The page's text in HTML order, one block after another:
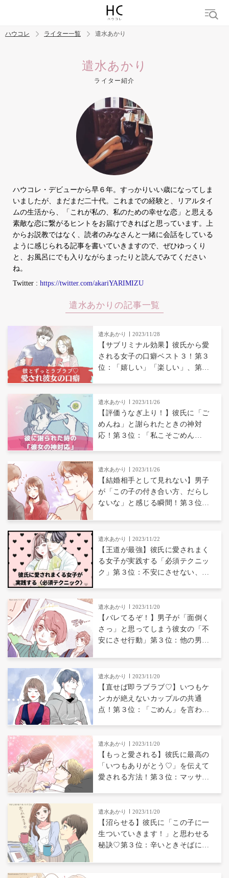
カップル 男の本音
ハウコレ ライター一覧 遣水あかり
遣水あかり
ライター紹介
ハウコレ・デビューから早６年。すっかりいい歳になってしま
いましたが、まだまだ二十代。これまでの経験と、リアルタイ
ムの生活から、「これが私の、私のための幸せな恋」と思える
素敵な恋に繋がるヒントをお届けできればと思っています。上
からお説教ではなく、読者のみなさんと一緒に会話をしている
ように感じられる記事を書いていきますので、ぜひゆっくり
と、お風呂にでも入りながらまったりと読んでみてください
ね。
Twitter : https://twitter.com/akariYARIMIZU
遣水あかりの記事一覧
遣水あかり 2023/11/28
【サブリミナル効果】彼氏から愛
される女子の口癖ベスト３！第３
位：「嬉しい」「楽しい」、第２
遣水あかり 2023/11/26
【評価うなぎ上り！】彼氏に「ご
めんね」と謝られたときの神対
応！第３位：「私こそごめん
遣水あかり 2023/11/26
【結婚相手として見れない】男子
が「この子の付き合い方、だらし
ないな」と感じる瞬間！第３位：
位は...？
遣水あかり 2023/11/22
【王道が最強】彼氏に愛されまく
る女子が実践する「必須テクニッ
ク」第３位：不安にさせない、第
遣水あかり 2023/11/20
【バレてるぞ！】男子が「面倒く
さっ」と思ってしまう彼女の「不
安にさせ行動」第３位：他の男子
遣水あかり 2023/11/20
【直せば即ラブラブ♡】いつもケ
ンカが絶えないカップルの共通
点！第３位：「ごめん」を言わな
遣水あかり 2023/11/20
【もっと愛される】彼氏に最高の
「いつもありがとう♡」を伝えて
愛される方法！第３位：マッサー
遣水あかり 2023/11/20
【沼らせる】彼氏に「この子に一
生ついていきます！」と思わせる
秘訣♡第３位：辛いときそばにい